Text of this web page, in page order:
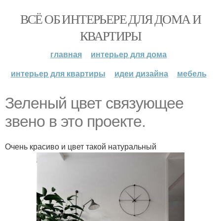
ВСЁ ОБ ИНТЕРЬЕРЕ ДЛЯ ДОМА И
КВАРТИРЫ
главная
интерьер для дома
интерьер для квартиры
идеи дизайна мебель
Зеленый цвет связующее
звено в это проекте.
Очень красиво и цвет такой натуральный